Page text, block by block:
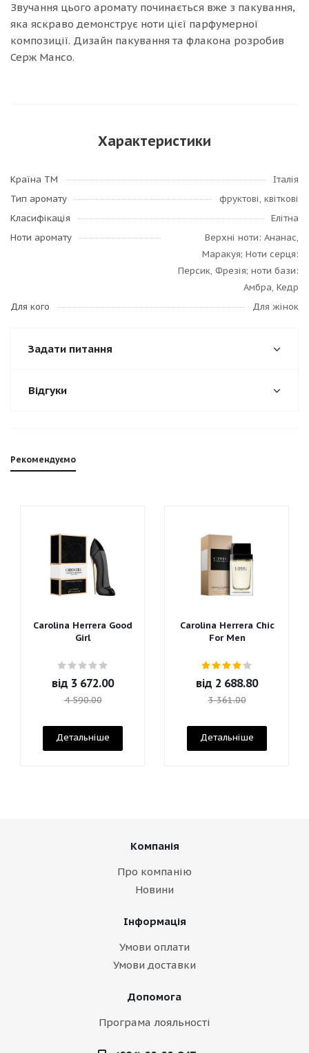
Звучання цього аромату починається вже з пакування,
яка яскраво демонструє ноти цієї парфумерної
композиції. Дизайн пакування та флакона розробив
Серж Мансо.
Характеристики
Країна ТМ
Італія
Тип аромату
фруктові, квіткові
Класифікація
Елітна
Ноти аромату
Верхні ноти: Ананас,
Маракуя; Ноти серця:
Персик, Фрезія; ноти бази:
Амбра, Кедр
Для кого
Для жінок
Задати питання
Відгуки
Рекомендуємо
Carolina Herrera Good
Girl
від 3 672.00
4 590.00
Детальніше
Carolina Herrera Chic
For Men
від 2 688.80
3 361.00
Детальніше
Компанія
Про компанію
Новини
Інформація
Умови оплати
Умови доставки
Допомога
Програма лояльності